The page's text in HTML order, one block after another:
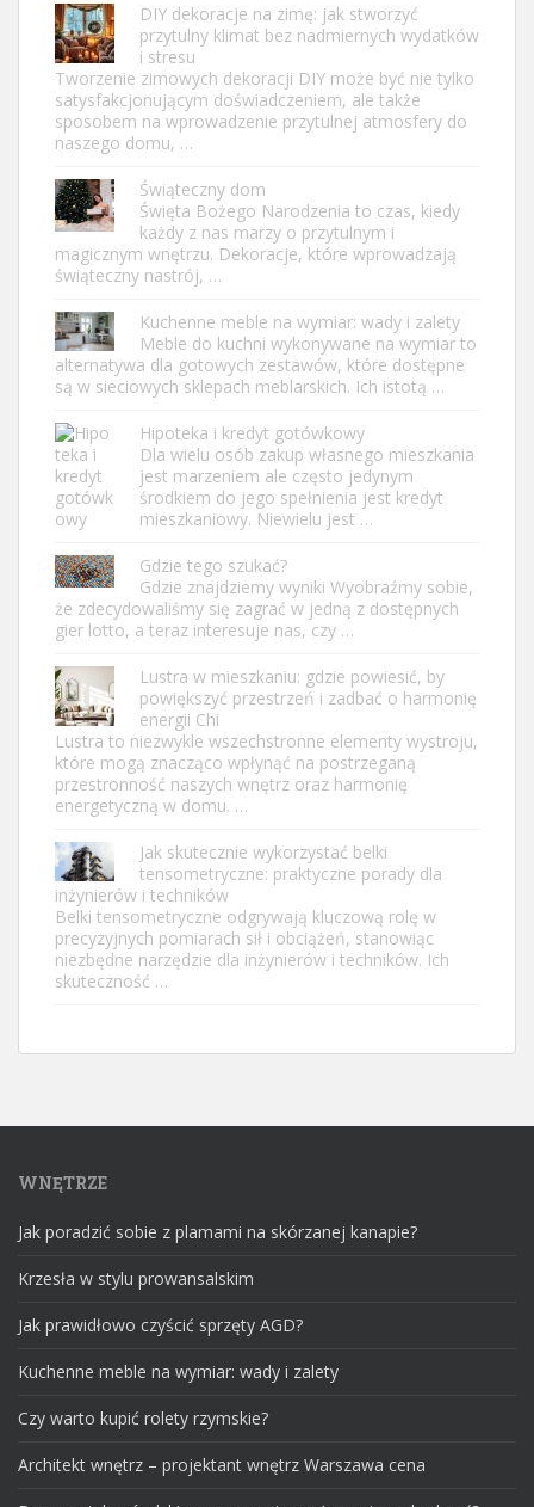
DIY dekoracje na zimę: jak stworzyć
przytulny klimat bez nadmiernych wydatków
i stresu
Tworzenie zimowych dekoracji DIY może być nie tylko
satysfakcjonującym doświadczeniem, ale także
sposobem na wprowadzenie przytulnej atmosfery do
naszego domu, …
Świąteczny dom
Święta Bożego Narodzenia to czas, kiedy
każdy z nas marzy o przytulnym i
magicznym wnętrzu. Dekoracje, które wprowadzają
świąteczny nastrój, …
Kuchenne meble na wymiar: wady i zalety
Meble do kuchni wykonywane na wymiar to
alternatywa dla gotowych zestawów, które dostępne
są w sieciowych sklepach meblarskich. Ich istotą …
Hipoteka i kredyt gotówkowy
Dla wielu osób zakup własnego mieszkania
jest marzeniem ale często jedynym
środkiem do jego spełnienia jest kredyt
mieszkaniowy. Niewielu jest …
Gdzie tego szukać?
Gdzie znajdziemy wyniki Wyobraźmy sobie,
że zdecydowaliśmy się zagrać w jedną z dostępnych
gier lotto, a teraz interesuje nas, czy …
Lustra w mieszkaniu: gdzie powiesić, by
powiększyć przestrzeń i zadbać o harmonię
energii Chi
Lustra to niezwykle wszechstronne elementy wystroju,
które mogą znacząco wpłynąć na postrzeganą
przestronność naszych wnętrz oraz harmonię
energetyczną w domu. …
Jak skutecznie wykorzystać belki
tensometryczne: praktyczne porady dla
inżynierów i techników
Belki tensometryczne odgrywają kluczową rolę w
precyzyjnych pomiarach sił i obciążeń, stanowiąc
niezbędne narzędzie dla inżynierów i techników. Ich
skuteczność …
WNĘTRZE
Jak poradzić sobie z plamami na skórzanej kanapie?
Krzesła w stylu prowansalskim
Jak prawidłowo czyścić sprzęty AGD?
Kuchenne meble na wymiar: wady i zalety
Czy warto kupić rolety rzymskie?
Architekt wnętrz – projektant wnętrz Warszawa cena